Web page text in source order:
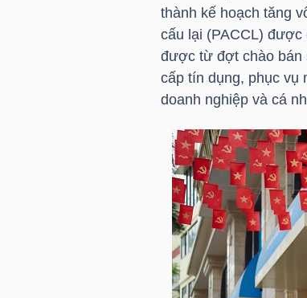
thành kế hoạch tăng
cấu lại (PACCL) được
được từ đợt chào bán
cấp tín dụng, phục vụ
doanh nghiệp và cá